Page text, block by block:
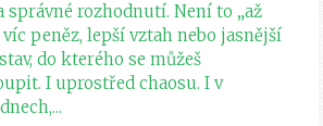
správné rozhodnutí. Není to „až
víc peněz, lepší vztah nebo jasnější
do kterého se můžeš
I uprostřed chaosu. I v